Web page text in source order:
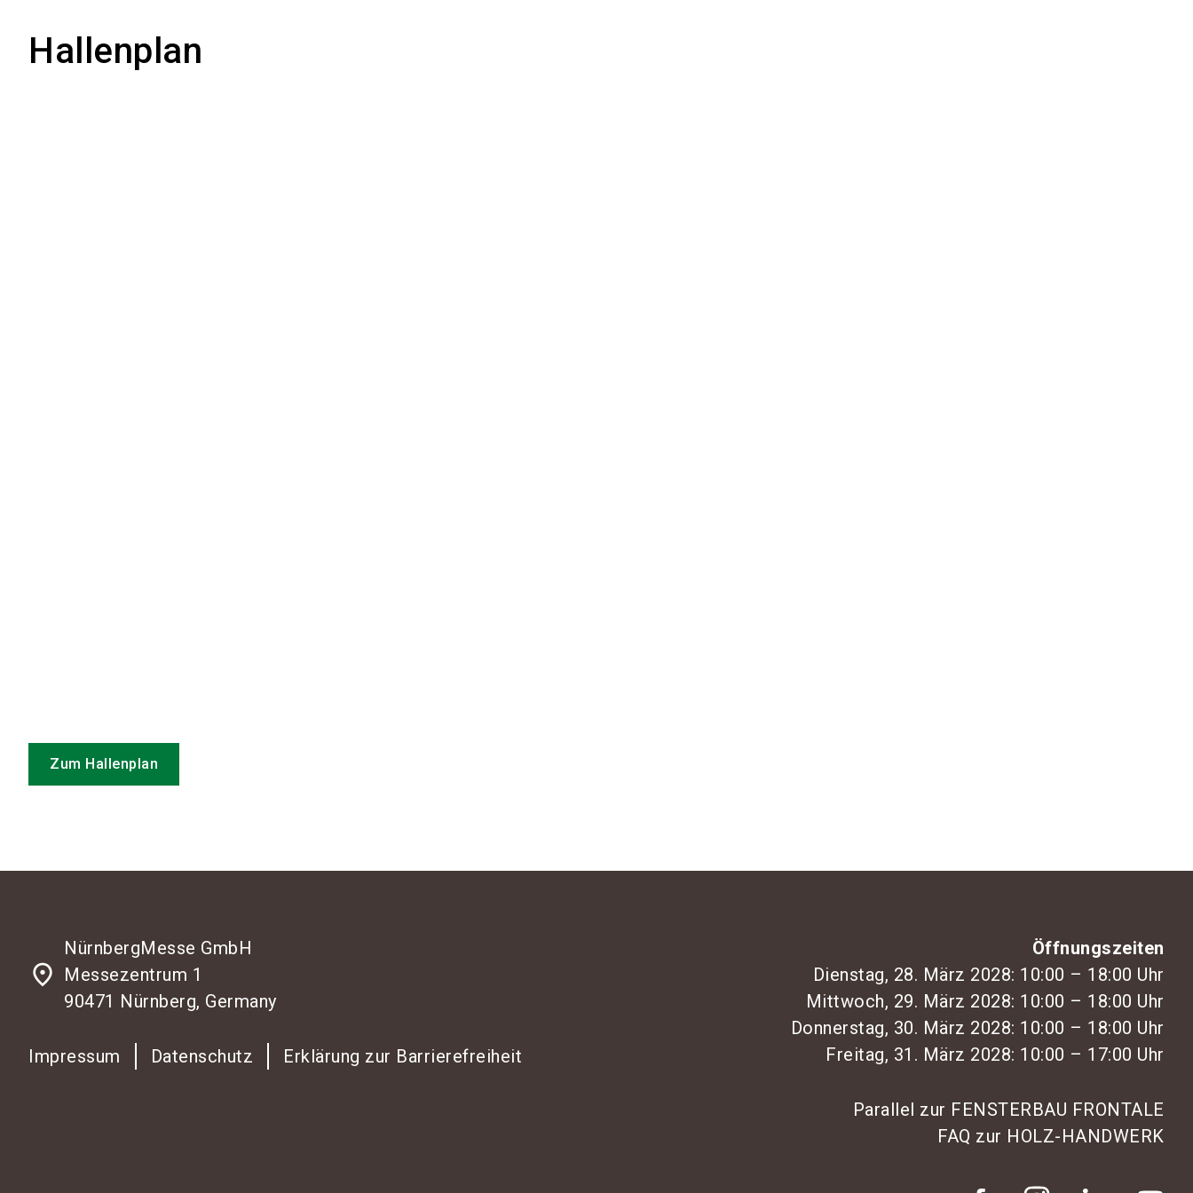
Hallenplan
Zum Hallenplan
place
NürnbergMesse GmbH
Messezentrum 1
90471 Nürnberg, Germany
Impressum Datenschutz Erklärung zur Barrierefreiheit
Öffnungszeiten
Dienstag, 28. März 2028: 10:00 – 18:00 Uhr
Mittwoch, 29. März 2028: 10:00 – 18:00 Uhr
Donnerstag, 30. März 2028: 10:00 – 18:00 Uhr
Freitag, 31. März 2028: 10:00 – 17:00 Uhr
Parallel zur FENSTERBAU FRONTALE
FAQ zur HOLZ-HANDWERK